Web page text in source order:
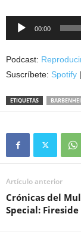
Reproductor
00:00
Podcast:
Suscríbete: Spotify |
ETIQUETAS
Artículo anterior
Crónicas del
Special: